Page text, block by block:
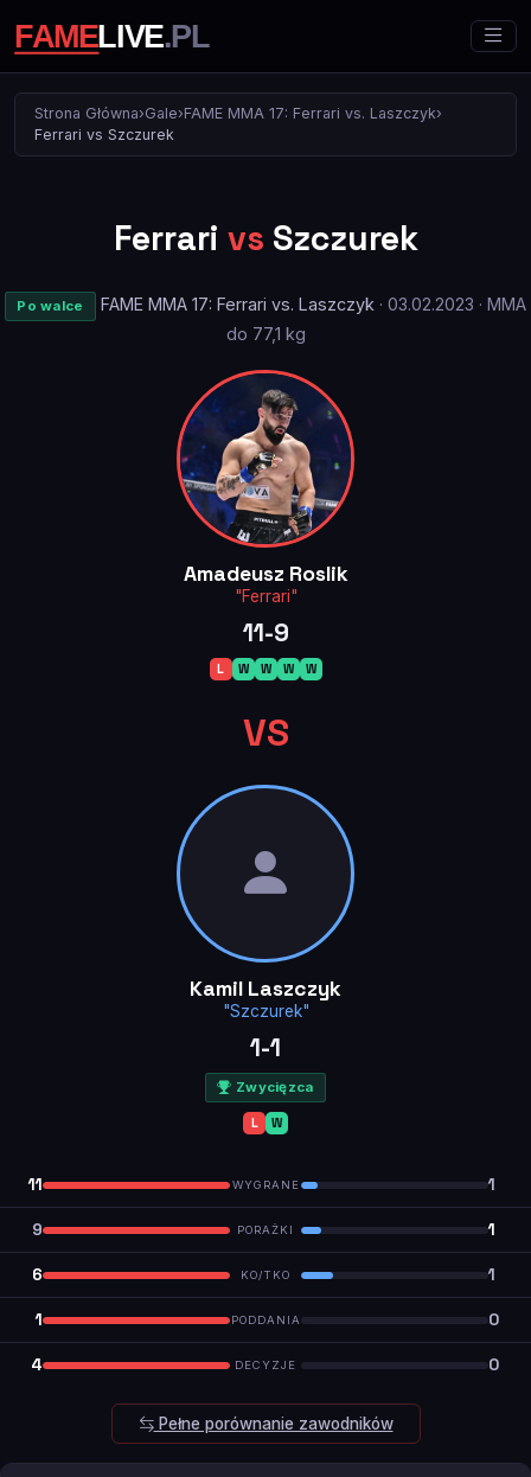
Strona Główna›Gale›FAME MMA 17: Ferrari vs. Laszczyk›
Ferrari vs Szczurek
Ferrari vs Szczurek
Po walce FAME MMA 17: Ferrari vs. Laszczyk · 03.02.2023 · MMA
do 77,1 kg
Amadeusz Roslik
"Ferrari"
11-9
L W W W W
VS
Kamil Laszczyk
"Szczurek"
1-1
Zwycięzca
L W
11 WYGRANE 1
9 PORAŻKI 1
6 KO/TKO 1
1 PODDANIA 0
4 DECYZJE 0
Pełne porównanie zawodników